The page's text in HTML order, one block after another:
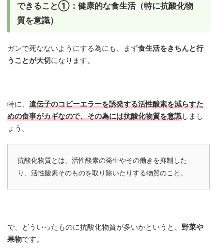
できること①：健康的な食生活（特に抗酸化物
質を意識）
ガンで死なないようにする為にも、まず食生活をきちんと行
うことが大切になります。
特に、 遺伝子のコピーエラーを誘発する活性酸素を減らすた
めの食事がカギなので、その為には抗酸化物質を意識しまし
ょう。
抗酸化物質とは、活性酸素の発生やその働きを抑制した
り、活性酸素そのものを取り除いたりする物質のこと。
で、どういったものに抗酸化物質が多いかというと、 野菜や
果物です。